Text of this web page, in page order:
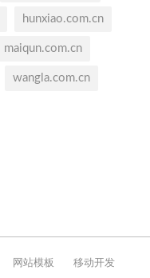
hunxiao.com.cn
maiqun.com.cn
wangla.com.cn
网站模板
移动开发